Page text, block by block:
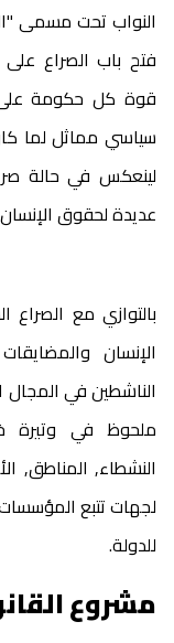
النواب تحت مسمى
فتح باب الصراع
قوة كل حكومة على
لينعكس في حالة
عديدة لحقوق
الناشطين في المجال
ملحوظ في وتيرة
لجهات تتبع
للدولة.
مشروع